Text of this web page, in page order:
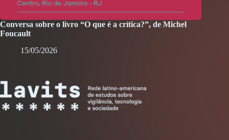
Conversa sobre o livro “O que é a crítica?”, de Michel
Foucault
15/05/2026